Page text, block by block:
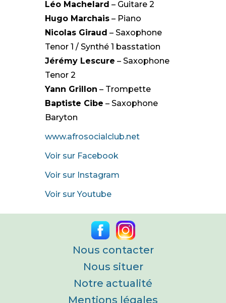
Léo Machelard – Guitare 2
Hugo Marchais – Piano
Nicolas Giraud – Saxophone
Tenor 1 / Synthé 1 basstation
Jérémy Lescure – Saxophone
Tenor 2
Yann Grillon – Trompette
Baptiste Cibe – Saxophone
Baryton
www.afrosocialclub.net
Voir sur Facebook
Voir sur Instagram
Voir sur Youtube
Nous contacter
Nous situer
Notre actualité
Mentions légales